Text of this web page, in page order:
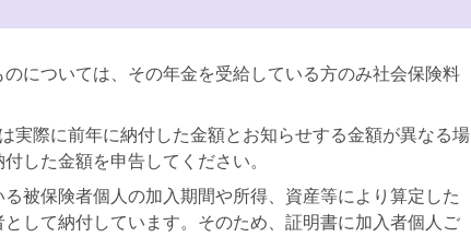
については、その年金を受給している方のみ社会保険料
実際に前年に納付した金額とお知らせする金額が異なる場
した金額を申告してください。
被保険者個人の加入期間や所得、資産等により算定した
して納付しています。そのため、証明書に加入者個人ご